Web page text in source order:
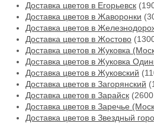
Доставка цветов в Егорьевск
Доставка цветов в Жаворонки
Доставка цветов в
Доставка цветов в Жостово
Доставка цветов в Жуковка
Доставка цветов в Жуковка
Доставка цветов в Жуковский
Доставка цветов в Загорянский
Доставка цветов в Зарайск
Доставка цветов в Заречье
Доставка цветов в Звездный